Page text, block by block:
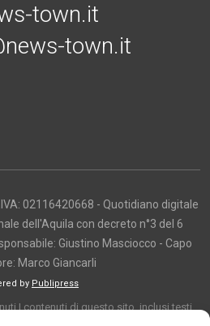
town.it
town.it
02116420668 - Quotidiano digitale
dell'Aquila con decreto n°3 del 6
Giustino Masciocco - Capo
Marco Giancarli
by Publipress
I contenuti di questo sito, inclusi testi,